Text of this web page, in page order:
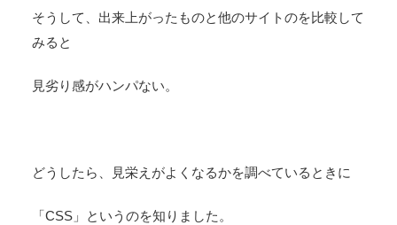
そうして、出来上がったものと他のサイトのを比較して
みると
見劣り感がハンパない。
どうしたら、見栄えがよくなるかを調べているときに
「CSS」 というのを知りました。